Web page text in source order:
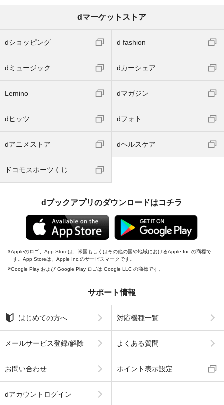
dマーケットストア
dショッピング d fashion
dミュージック dカーシェア
Lemino dマガジン
dヒッツ dフォト
dアニメストア dヘルスケア
ドコモスポーツくじ
dブックアプリのダウンロードはコチラ
Appleのロゴ、App Storeは、米国もしくはその他の国や地域におけるApple Inc.の商標で
す。App Storeは、Apple Inc.のサービスマークです。
Google Play および Google Play ロゴは Google LLC の商標です。
サポート情報
はじめての方へ 対応機種一覧
メールサービス登録/解除 よくある質問
お問い合わせ ポイント表示設定
dアカウントログイン